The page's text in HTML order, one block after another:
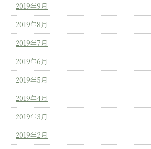
2019年9月
2019年8月
2019年7月
2019年6月
2019年5月
2019年4月
2019年3月
2019年2月